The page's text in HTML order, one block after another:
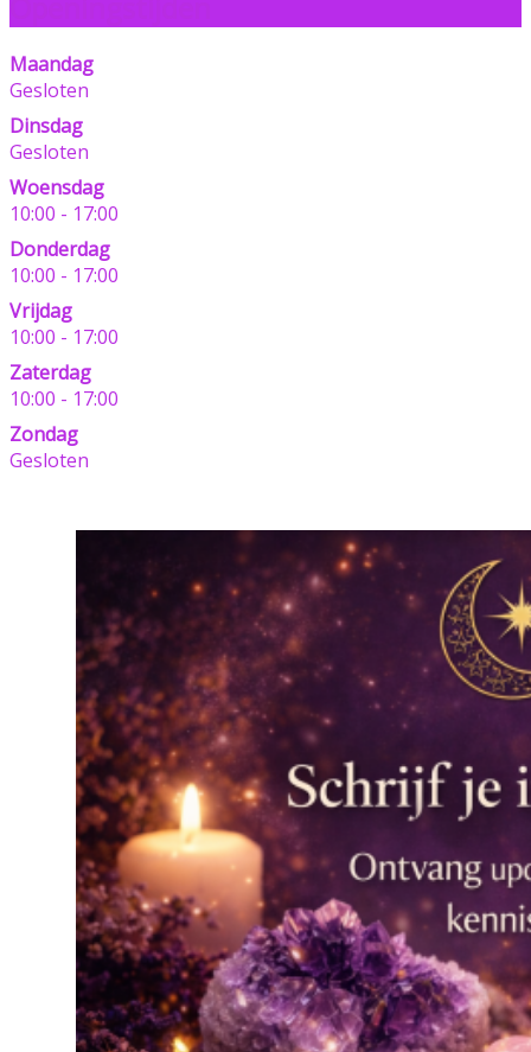
Maandag
Gesloten
Dinsdag
Gesloten
Woensdag
10:00 - 17:00
Donderdag
10:00 - 17:00
Vrijdag
10:00 - 17:00
Zaterdag
10:00 - 17:00
Zondag
Gesloten